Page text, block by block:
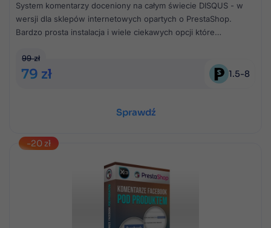
System komentarzy doceniony na całym świecie DISQUS - w
wersji dla sklepów internetowych opartych o PrestaShop.
Bardzo prosta instalacja i wiele ciekawych opcji które
99 zł
79 zł 1.5-8
Sprawdź
-20 zł